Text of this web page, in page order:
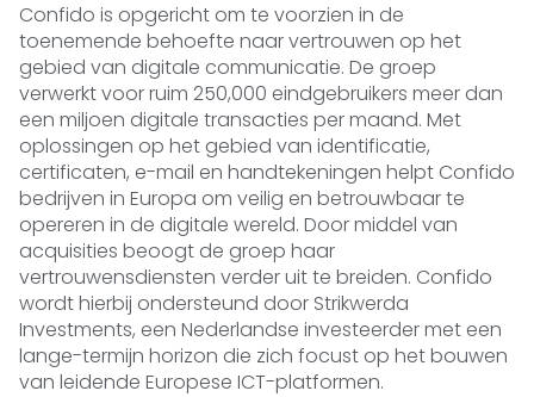
Confido is opgericht om te voorzien in de
toenemende behoefte naar vertrouwen op het
gebied van digitale communicatie. De groep
verwerkt voor ruim 250,000 eindgebruikers meer dan
een miljoen digitale transacties per maand. Met
oplossingen op het gebied van identificatie,
certificaten, e-mail en handtekeningen helpt Confido
bedrijven in Europa om veilig en betrouwbaar te
opereren in de digitale wereld. Door middel van
acquisities beoogt de groep haar
vertrouwensdiensten verder uit te breiden. Confido
wordt hierbij ondersteund door Strikwerda
Investments, een Nederlandse investeerder met een
lange-termijn horizon die zich focust op het bouwen
van leidende Europese ICT-platformen.